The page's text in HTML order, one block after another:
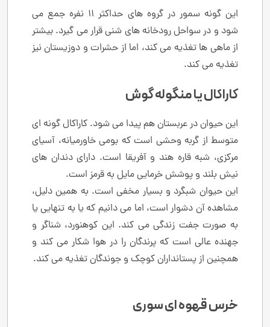
این گونه سمور در گروه های حداکثر 11 نفره جمع می
شود و در سواحل رودخانه های شنی قرار می گیرد. بیشتر
از ماهی ها تغذیه می کند، اما از حشرات و دوزیستان نیز
تغذیه می کند.
کاراکال یا منگوله گوش
این حیوان در عربستان هم پیدا می شود. کاراکال گونه ای
متوسط از گربه وحشی است که بومی خاورمیانه، آسیای
مرکزی، شبه قاره هند و آفریقا است. دارای دندان های
نیش بلند و پوشش خرمایی مایل به قرمز است.
این حیوان شبگرد و بسیار مخفی است. به همین دلیل،
مشاهده آن دشوار است، اما می دانیم که یا به تنهایی یا
به صورت جفت زندگی می کند. این کوهنورد، شناگر و
جهنده عالی است که پرندگان را در هوا شکار می کند و
همچنین از پستانداران کوچک و جوندگان تغذیه می کند.
خرس قهوه ای سوری